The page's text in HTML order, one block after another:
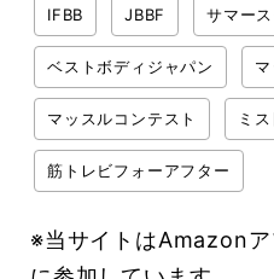
IFBB JBBF サマー
ベストボディジャパン
マッスルコンテスト ミ
筋トレビフォーアフター
※当サイトはAmazon